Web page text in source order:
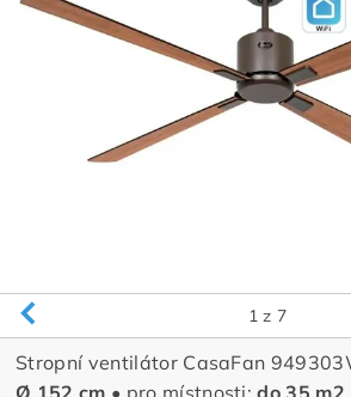
1 z 7
Stropní ventilátor CasaFan
Ø 152 cm • pro místnosti:do 35 m2